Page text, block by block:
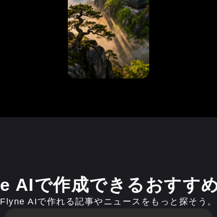
AIで作成できるおすす
Flyne AIで作れる記事やニュースをもっと探そう。